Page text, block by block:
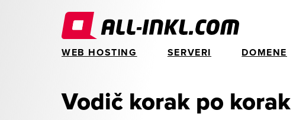
WEB HOSTING SERVERI DOMENE
Vodič korak po korak